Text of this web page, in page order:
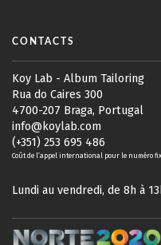
CONTACTS
Koy Lab - Album Tailoring
Rua do Caires 300
4700-207 Braga, Portugal
info@koylab.com
(+351) 253 695 486
Coût de l’appel international pour le numéro
Lundi au vendredi, de 8h à